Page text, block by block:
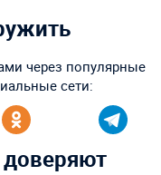
через популярные
сети: